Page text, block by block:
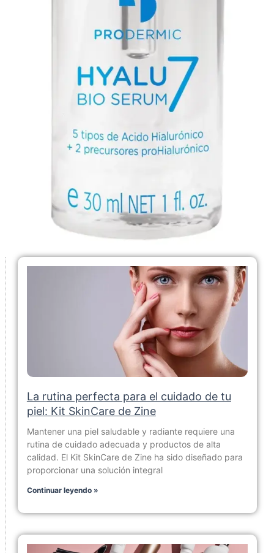
La rutina perfecta para el cuidado de tu
piel: Kit SkinCare de Zine
Mantener una piel saludable y radiante requiere una
rutina de cuidado adecuada y productos de alta
calidad. El Kit SkinCare de Zine ha sido diseñado para
proporcionar una solución integral
Continuar leyendo »